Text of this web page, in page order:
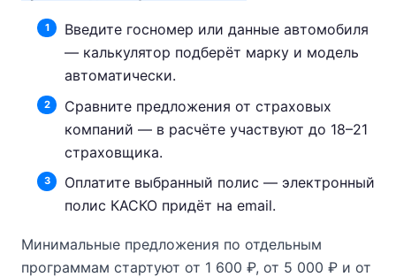
Введите госномер или данные автомобиля
— калькулятор подберёт марку и модель
автоматически.
Сравните предложения от страховых
компаний — в расчёте участвуют до 18–21
страховщика.
Оплатите выбранный полис — электронный
полис КАСКО придёт на email.
Минимальные предложения по отдельным
программам стартуют от 1 600 ₽, от 5 000 ₽ и от